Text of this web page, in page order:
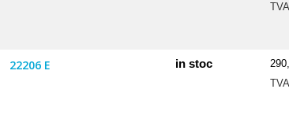
TVA
22206 E in stoc
TVA